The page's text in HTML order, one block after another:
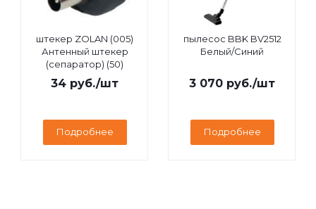
штекер ZOLAN (005)
Антенный штекер
(сепаратор) (50)
34 руб./шт
Подробнее
пылесос BBK BV2512
Белый/Синий
3 070 руб./шт
Подробнее